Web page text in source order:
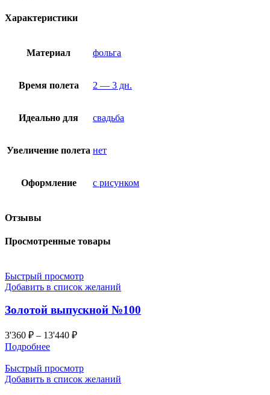
Характеристики
Материал фольга
Время полета 2 — 3 дн.
Идеально для свадьба
Увеличение полета нет
Оформление с рисунком
Отзывы
Просмотренные товары
Быстрый просмотр
Добавить в список желаний
Золотой выпускной №100
3'360 ₽ – 13'440 ₽
Подробнее
Быстрый просмотр
Добавить в список желаний